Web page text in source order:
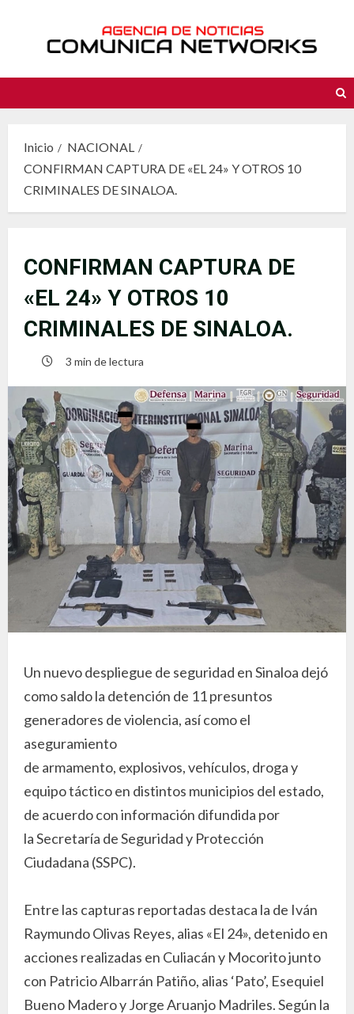
contenido
Inicio
NACIONAL
CONFIRMAN CAPTURA DE «EL 24» Y OTROS 10
CRIMINALES DE SINALOA.
CONFIRMAN CAPTURA DE
«EL 24» Y OTROS 10
CRIMINALES DE SINALOA.
3 min de lectura
Un nuevo despliegue de seguridad en Sinaloa dejó
como saldo la detención de 11 presuntos
generadores de violencia, así como el
aseguramiento
de armamento, explosivos, vehículos, droga y
equipo táctico en distintos municipios del estado,
de acuerdo con información difundida por
la Secretaría de Seguridad y Protección
Ciudadana (SSPC).
Entre las capturas reportadas destaca la de Iván
Raymundo Olivas Reyes, alias «El 24», detenido en
acciones realizadas en Culiacán y Mocorito junto
con Patricio Albarrán Patiño, alias ‘Pato’, Esequiel
Bueno Madero y Jorge Aruanjo Madriles. Según la